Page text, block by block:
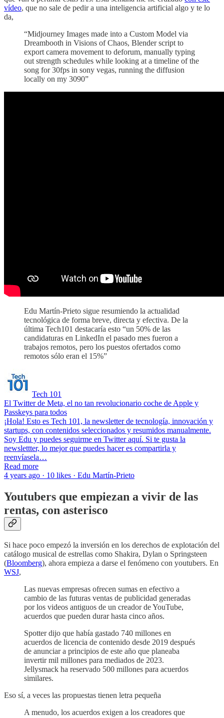
vídeo, que no sale de pedir a una inteligencia artificial algo y te lo
da,
“Midjourney Images made into a Custom Model via
Dreambooth in Visions of Chaos, Blender script to
export camera movement to deforum, manually typing
out strength schedules while looking at a timeline of the
song for 30fps in sony vegas, running the diffusion
locally on my 3090”
Edu Martín-Prieto sigue resumiendo la actualidad
tecnológica de forma breve, directa y efectiva. De la
última Tech101 destacaría esto “un 50% de las
candidaturas en LinkedIn el pasado mes fueron a
trabajos remotos, pero los puestos ofertados como
remotos sólo eran el 15%”
Tech 101
El Twitter de Meta, el no tan revolucionario coche de Apple y
Passkeys para todos
¡Hola! Esto es Tech 101, la newsletter de tecnología, innovación y
startups, con contenidos seleccionados y resumidos manualmente.
Soy Edu y puedes seguirme en Twitter aquí. Si te gusta la
newslettter, lo mejor que puedes hacer es compartirla y
reenvíasela…
Read more
4 years ago · 10 likes · Edu Martín-Prieto
Youtubers que empiezan a vivir de las
rentas, con asterisco
Si hace poco empezó la inversión en los derechos de explotación del
catálogo musical de estrellas como Shakira, Dylan o Springsteen
(Bloomberg), ahora empieza a darse el fenómeno con youtubers. En
WSJ,
Las nuevas empresas ofrecen sumas en efectivo a
cambio de las futuras ventas de publicidad generadas
por los videos antiguos de un creador de YouTube,
acuerdos que pueden durar hasta cinco años.
Spotter dijo que había gastado 740 millones en
acuerdos de licencia de contenido desde 2019 después
de anunciar a principios de este año que planeaba
invertir mil millones para mediados de 2023.
Jellysmack ha reservado 500 millones para acuerdos
similares.
Eso sí, a veces las propuestas tienen letra pequeña
A menudo, los acuerdos exigen a los creadores que